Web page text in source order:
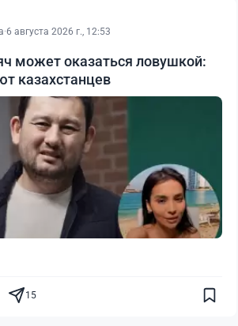
·6 августа 2026 г., 12:53
может оказаться ловушкой:
казахстанцев
15